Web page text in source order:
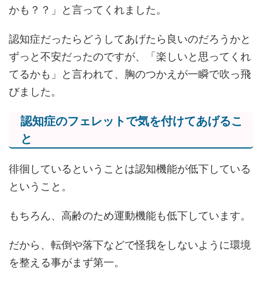
かも？？」と言ってくれました。
認知症だったらどうしてあげたら良いのだろうかと
ずっと不安だったのですが、「楽しいと思ってくれ
てるかも」と言われて、胸のつかえが一瞬で吹っ飛
びました。
認知症のフェレットで気を付けてあげるこ
と
徘徊しているということは認知機能が低下している
ということ。
もちろん、高齢のため運動機能も低下しています。
だから、転倒や落下などで怪我をしないように環境
を整える事がまず第一。